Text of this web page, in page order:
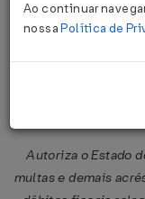
Autoriza o Estado
multas e demais
Ao continuar
nossaPolítica de